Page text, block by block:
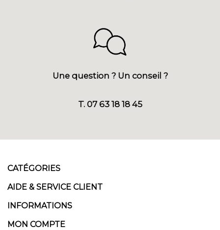
Une question ? Un conseil ?
T. 07 63 18 18 45
CATÉGORIES
AIDE & SERVICE CLIENT
INFORMATIONS
MON COMPTE